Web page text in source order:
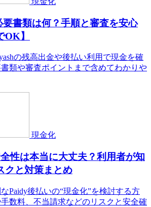
書類は何？手順と審査を安心
】
の残高出金や後払い利用で現金を確
類や審査ポイントまで含めてわかりや
現金化
性は本当に大丈夫？利用者が知
クと対策まとめ
Paidy後払いの“現金化”を検討する方
数料、不当請求などのリスクと安全確